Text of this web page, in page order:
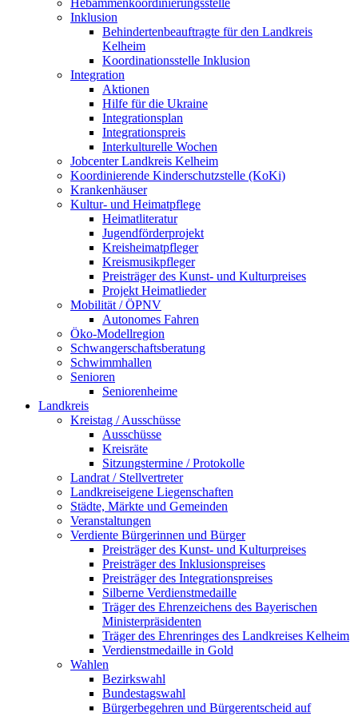
Hebammenkoordinierungsstelle
Inklusion
Behindertenbeauftragte für den Landkreis
Kelheim
Koordinationsstelle Inklusion
Integration
Aktionen
Hilfe für die Ukraine
Integrationsplan
Integrationspreis
Interkulturelle Wochen
Jobcenter Landkreis Kelheim
Koordinierende Kinderschutzstelle (KoKi)
Krankenhäuser
Kultur- und Heimatpflege
Heimatliteratur
Jugendförderprojekt
Kreisheimatpfleger
Kreismusikpfleger
Preisträger des Kunst- und Kulturpreises
Projekt Heimatlieder
Mobilität / ÖPNV
Autonomes Fahren
Öko-Modellregion
Schwangerschaftsberatung
Schwimmhallen
Senioren
Seniorenheime
Landkreis
Kreistag / Ausschüsse
Ausschüsse
Kreisräte
Sitzungstermine / Protokolle
Landrat / Stellvertreter
Landkreiseigene Liegenschaften
Städte, Märkte und Gemeinden
Veranstaltungen
Verdiente Bürgerinnen und Bürger
Preisträger des Kunst- und Kulturpreises
Preisträger des Inklusionspreises
Preisträger des Integrationspreises
Silberne Verdienstmedaille
Träger des Ehrenzeichens des Bayerischen
Ministerpräsidenten
Träger des Ehrenringes des Landkreises Kelheim
Verdienstmedaille in Gold
Wahlen
Bezirkswahl
Bundestagswahl
Bürgerbegehren und Bürgerentscheid auf